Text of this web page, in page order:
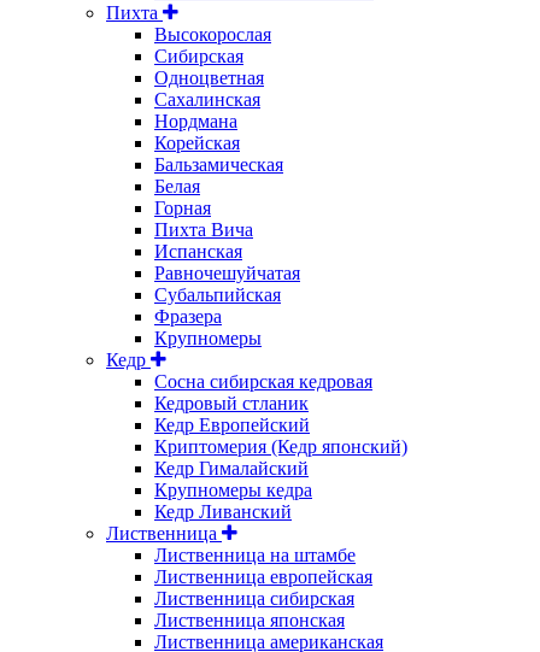
Пихта
Высокорослая
Сибирская
Одноцветная
Сахалинская
Нордмана
Корейская
Бальзамическая
Белая
Горная
Пихта Вича
Испанская
Равночешуйчатая
Субальпийская
Фразера
Крупномеры
Кедр
Сосна сибирская кедровая
Кедровый стланик
Кедр Европейский
Криптомерия (Кедр японский)
Кедр Гималайский
Крупномеры кедра
Кедр Ливанский
Лиственница
Лиственница на штамбе
Лиственница европейская
Лиственница сибирская
Лиственница японская
Лиственница американская